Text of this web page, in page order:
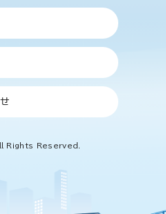
Rights Reserved.